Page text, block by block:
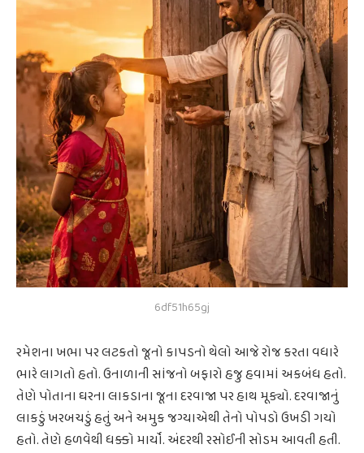
6df51h65gj
રમેશના ખભા પર લટકતો જૂનો કાપડનો થેલો આજે રોજ કરતા વધારે
ભારે લાગતો હતો. ઉનાળાની સાંજનો બફારો હજુ હવામાં અકબંધ હતો.
તેણે પોતાના ઘરના લાકડાના જૂના દરવાજા પર હાથ મૂક્યો. દરવાજાનું
લાકડું ખરબચડું હતું અને અમુક જગ્યાએથી તેનો પોપડો ઉખડી ગયો
હતો. તેણે હળવેથી ધક્કો માર્યો. અંદરથી રસોઈની સોડમ આવતી હતી.